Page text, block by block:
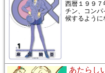
西暦１９９
チン、コンパ
候するように
あたらし